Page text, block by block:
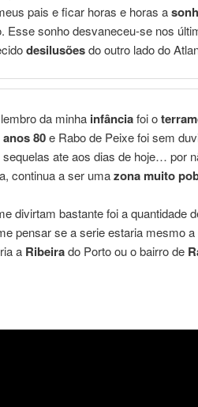
pais e ficar horas e horas a
Esse sonho desvaneceu-se nos
desilusõesdo outro lado do
da minha infânciafoi o
anos 80e Rabo de Peixe foi sem
ate aos dias de hoje… por
continua a ser umazona muito
divirtam bastante foi a quantidade
pensar se a serie estaria mesmo
a Ribeirado Porto ou o bairro de